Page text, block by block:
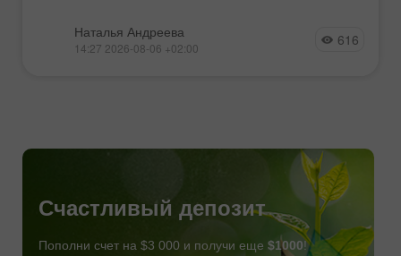
Наталья Андреева
14:27 2026-08-06 +02:00 616
Счастливый депозит
Пополни счет на $3 000 и получи еще $1000!